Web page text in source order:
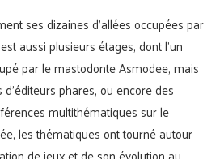
ses dizaines d’allées occupées par
aussi plusieurs étages, dont l’un
par le mastodonte Asmodee, mais
phares, ou encore des
multithématiques sur le
les thématiques ont tourné autour